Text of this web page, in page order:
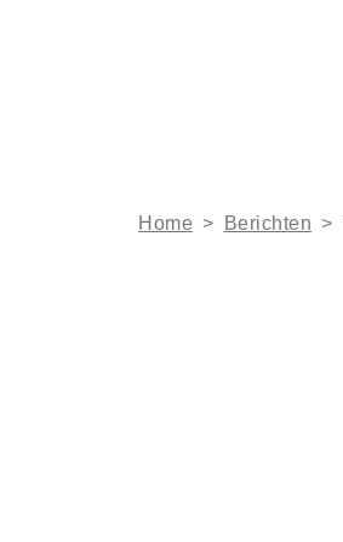
Home > Berichten >